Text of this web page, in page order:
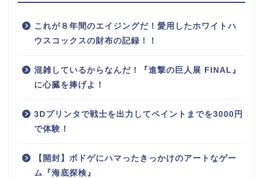
これが８年間のエイジングだ！愛用したホワイトハ
ウスコックスの財布の記録！！
混雑しているからなんだ！『進撃の巨人展 FINAL』
に心臓を捧げよ！
3Dプリンタで戦士を出力してペイントまでを3000円
で体験！
【開封】ボドゲにハマったきっかけのアートなゲー
ム『海底探検』